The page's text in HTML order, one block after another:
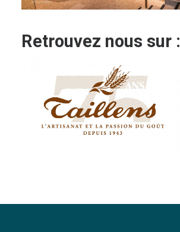
Retrouvez nous sur :